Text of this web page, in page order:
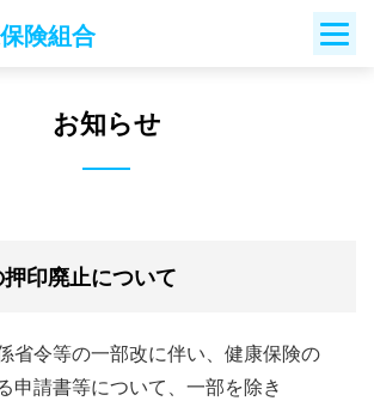
険組合
お知らせ
印廃止について
省令等の一部改に伴い、健康保険の
申請書等について、一部を除き